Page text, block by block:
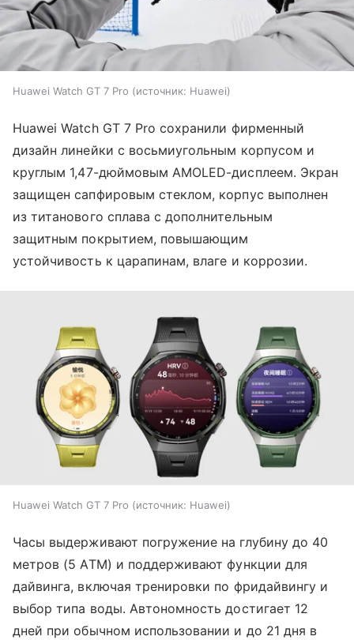
Huawei Watch GT 7 Pro источник: Huawei
Huawei Watch GT 7 Pro сохранили фирменный
дизайн линейки с восьмиугольным корпусом и
круглым 1,47-дюймовым AMOLED-дисплеем. Экран
защищен сапфировым стеклом, корпус выполнен
из титанового сплава с дополнительным
защитным покрытием, повышающим
устойчивость к царапинам, влаге и коррозии.
Huawei Watch GT 7 Pro источник: Huawei
Часы выдерживают погружение на глубину до 40
метров (5 ATM) и поддерживают функции для
дайвинга, включая тренировки по фридайвингу и
выбор типа воды. Автономность достигает 12
дней при обычном использовании и до 21 дня в